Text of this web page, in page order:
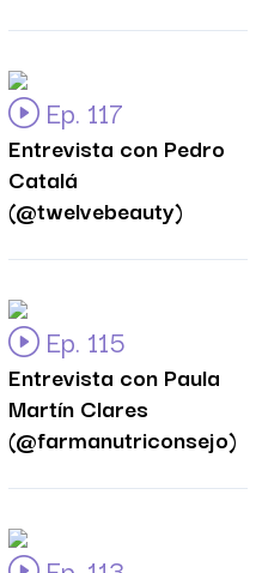
Ep. 117
Entrevista con Pedro
Catalá
(@twelvebeauty)
Ep. 115
Entrevista con Paula
Martín Clares
(@farmanutriconsejo)